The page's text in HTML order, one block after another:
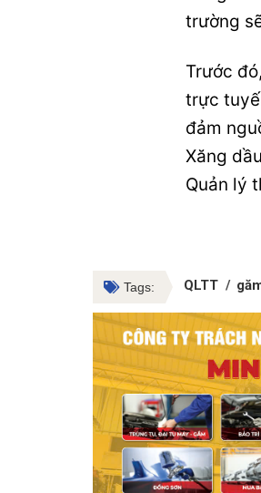
trường
Trước
trực
đảm
Xăng
Quản lý
Tags: QLTT